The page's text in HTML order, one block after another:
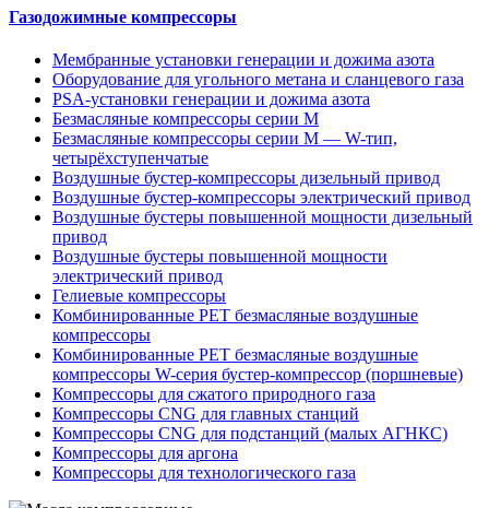
Газодожимные компрессоры
Мембранные установки генерации и дожима азота
Оборудование для угольного метана и сланцевого газа
PSA-установки генерации и дожима азота
Безмасляные компрессоры серии M
Безмасляные компрессоры серии M — W-тип,
четырёхступенчатые
Воздушные бустер-компрессоры дизельный привод
Воздушные бустер-компрессоры электрический привод
Воздушные бустеры повышенной мощности дизельный
привод
Воздушные бустеры повышенной мощности
электрический привод
Гелиевые компрессоры
Комбинированные PET безмасляные воздушные
компрессоры
Комбинированные PET безмасляные воздушные
компрессоры W-серия бустер-компрессор (поршневые)
Компрессоры для сжатого природного газа
Компрессоры CNG для главных станций
Компрессоры CNG для подстанций (малых АГНКС)
Компрессоры для аргона
Компрессоры для технологического газа